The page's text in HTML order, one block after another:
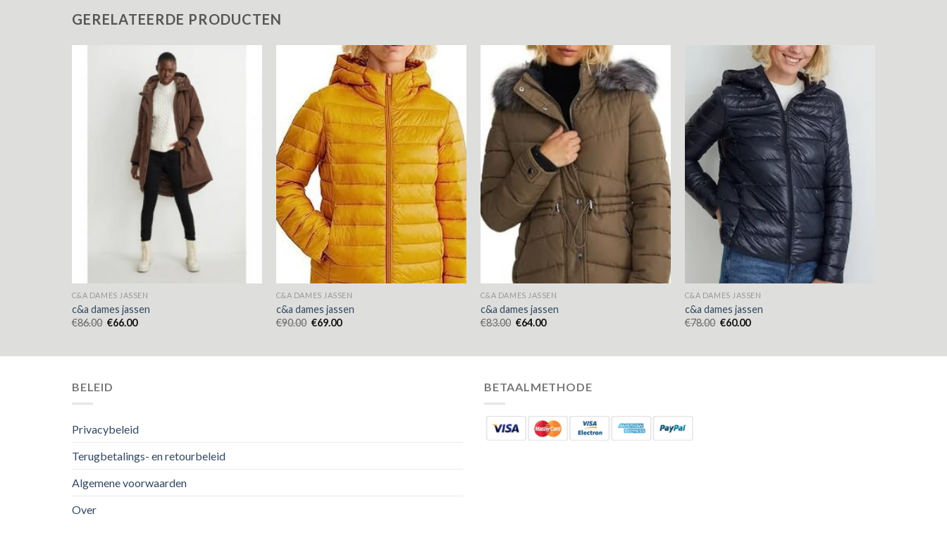
GERELATEERDE PRODUCTEN
C&A DAMES JASSEN
c&a dames jassen
€86.00 €66.00
C&A DAMES JASSEN
c&a dames jassen
€90.00 €69.00
C&A DAMES JASSEN
c&a dames jassen
€83.00 €64.00
C&A DAMES JASSEN
c&a dames jassen
€78.00 €60.00
BELEID
Privacybeleid
Terugbetalings- en retourbeleid
Algemene voorwaarden
Over
BETAALMETHODE